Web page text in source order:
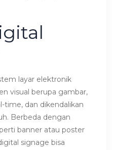
layar elektronik
visual berupa gambar,
time, dan dikendalikan
Berbeda dengan
banner atau poster
signage bisa